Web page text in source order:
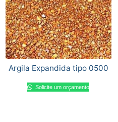
Argila Expandida tipo 0500
Solicite um orçamento